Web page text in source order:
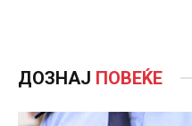
ДОЗНАЈ ПОВЕЌЕ